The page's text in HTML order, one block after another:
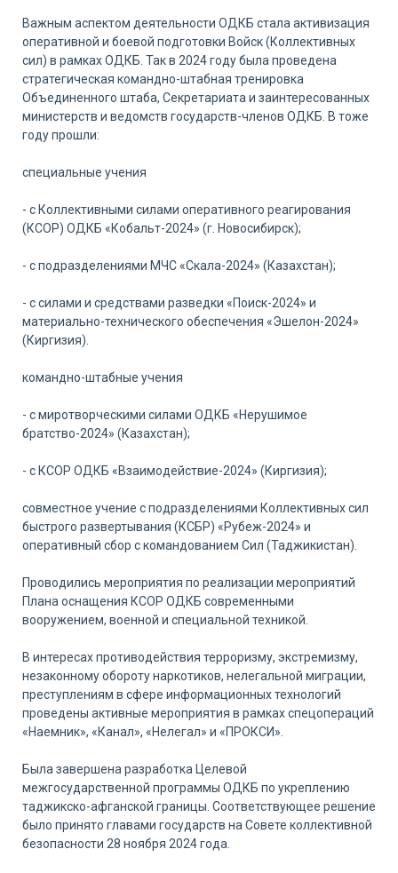
Важным аспектом деятельности ОДКБ стала активизация
оперативной и боевой подготовки Войск (Коллективных
сил) в рамках ОДКБ. Так в 2024 году была проведена
стратегическая командно-штабная тренировка
Объединенного штаба, Секретариата и заинтересованных
министерств и ведомств государств-членов ОДКБ. В тоже
году прошли:
специальные учения
- с Коллективными силами оперативного реагирования
(КСОР) ОДКБ «Кобальт-2024» (г. Новосибирск);
- с подразделениями МЧС «Скала-2024» (Казахстан);
- с силами и средствами разведки «Поиск-2024» и
материально-технического обеспечения «Эшелон-2024»
(Киргизия).
командно-штабные учения
- с миротворческими силами ОДКБ «Нерушимое
братство-2024» (Казахстан);
- с КСОР ОДКБ «Взаимодействие-2024» (Киргизия);
совместное учение с подразделениями Коллективных сил
быстрого развертывания (КСБР) «Рубеж-2024» и
оперативный сбор с командованием Сил (Таджикистан).
Проводились мероприятия по реализации мероприятий
Плана оснащения КСОР ОДКБ современными
вооружением, военной и специальной техникой.
В интересах противодействия терроризму, экстремизму,
незаконному обороту наркотиков, нелегальной миграции,
преступлениям в сфере информационных технологий
проведены активные мероприятия в рамках спецопераций
«Наемник», «Канал», «Нелегал» и «ПРОКСИ».
Была завершена разработка Целевой
межгосударственной программы ОДКБ по укреплению
таджикско-афганской границы. Соответствующее решение
было принято главами государств на Совете коллективной
безопасности 28 ноября 2024 года.